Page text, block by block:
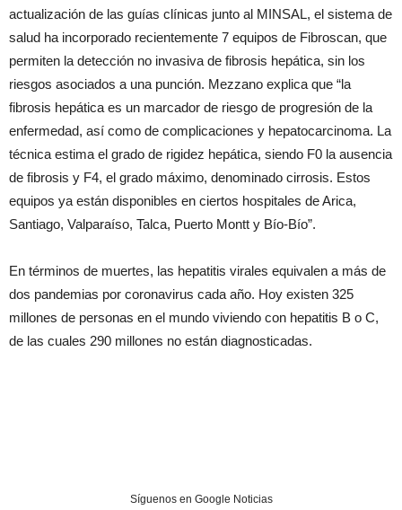
actualización de las guías clínicas junto al MINSAL, el sistema de
salud ha incorporado recientemente 7 equipos de Fibroscan, que
permiten la detección no invasiva de fibrosis hepática, sin los
riesgos asociados a una punción. Mezzano explica que “la
fibrosis hepática es un marcador de riesgo de progresión de la
enfermedad, así como de complicaciones y hepatocarcinoma. La
técnica estima el grado de rigidez hepática, siendo F0 la ausencia
de fibrosis y F4, el grado máximo, denominado cirrosis. Estos
equipos ya están disponibles en ciertos hospitales de Arica,
Santiago, Valparaíso, Talca, Puerto Montt y Bío-Bío”.
En términos de muertes, las hepatitis virales equivalen a más de
dos pandemias por coronavirus cada año. Hoy existen 325
millones de personas en el mundo viviendo con hepatitis B o C,
de las cuales 290 millones no están diagnosticadas.
Síguenos en Google Noticias